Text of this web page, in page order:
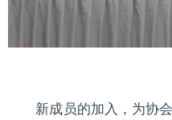
新成员的加入，为协会